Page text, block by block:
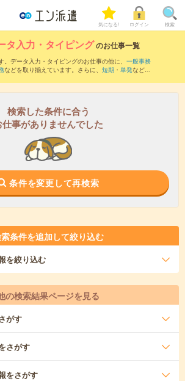
気になる! ログイン 検索
タ入力・タイピングのお仕事一覧
データ入力・タイピングのお仕事の他に、 一般事務
などを取り揃えています。さらに、 短期 ・ 単発などの
検索した条件に合う
仕事がありませんでした
条件を変更して再検索
条件を追加して絞り込む
を絞り込む
の検索結果ページを見る
がす
さがす
をさがす